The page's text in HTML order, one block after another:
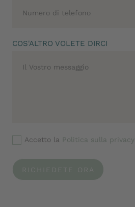
COS'ALTRO VOLETE DIRCI
Accetto la Politica sulla privacy
RICHIEDETE ORA